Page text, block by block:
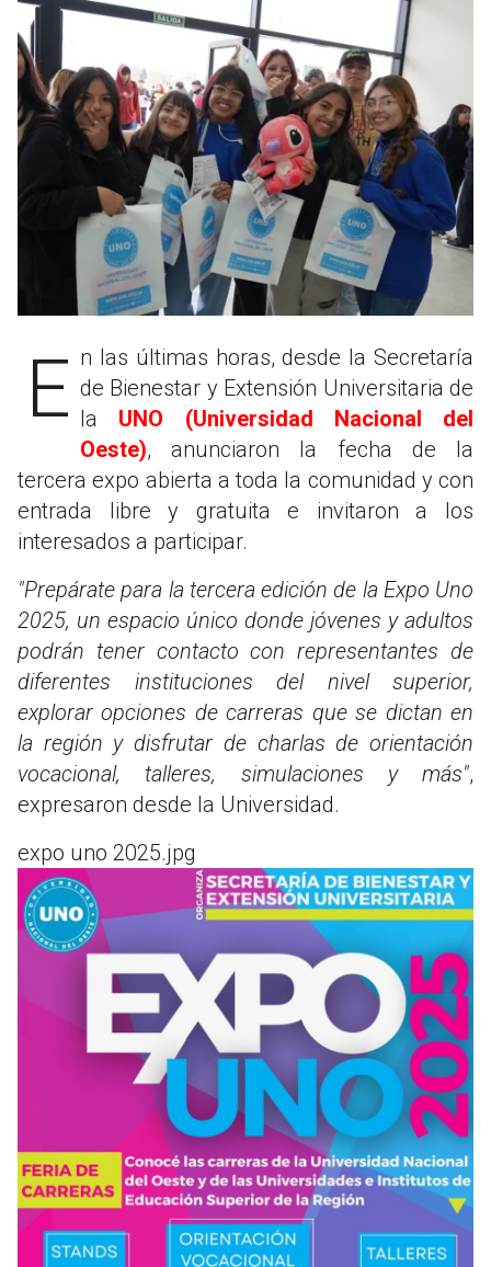
En las últimas horas, desde la Secretaría de Bienestar y Extensión Universitaria de
la UNO (Universidad Nacional del
Oeste), anunciaron la fecha de la
tercera expo abierta a toda la comunidad y con
entrada libre y gratuita e invitaron a los
interesados a participar.
"Prepárate para la tercera edición de la Expo Uno
2025, un espacio único donde jóvenes y adultos
podrán tener contacto con representantes de
diferentes instituciones del nivel superior,
explorar opciones de carreras que se dictan en
la región y disfrutar de charlas de orientación
vocacional, talleres, simulaciones y más",
expresaron desde la Universidad.
expo uno 2025.jpg